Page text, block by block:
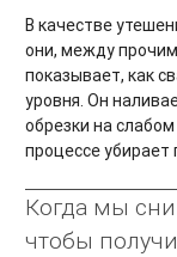
В качестве
они, между
показывает, как
уровня. Он
обрезки на
процессе убирает
Когда мы
чтобы